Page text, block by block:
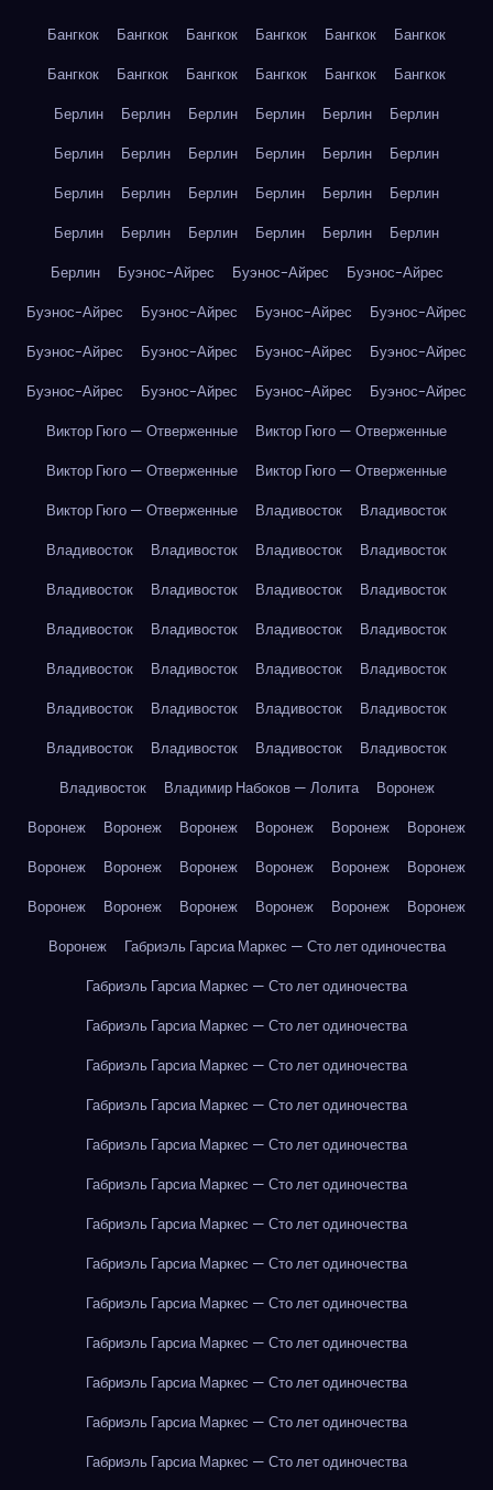
Бангкок
Бангкок Бангкок Бангкок Бангкок
Бангкок
Бангкок
Бангкок Бангкок Бангкок Бангкок
Бангкок
Берлин
Берлин Берлин Берлин Берлин
Берлин
Берлин
Берлин Берлин Берлин Берлин
Берлин
Берлин
Берлин Берлин Берлин Берлин
Берлин
Берлин
Берлин Берлин Берлин Берлин
Берлин
Берлин
Буэнос-Айрес Буэнос-Айрес
Буэнос-Айрес
Буэнос-Айрес
Буэнос-Айрес Буэнос-Айрес
Буэнос-Айрес
Буэнос-Айрес
Буэнос-Айрес Буэнос-Айрес
Буэнос-Айрес
Буэнос-Айрес
Буэнос-Айрес Буэнос-Айрес
Буэнос-Айрес
Виктор Гюго — Отверженные
Виктор Гюго — Отверженные
Виктор Гюго — Отверженные
Виктор Гюго — Отверженные
Виктор Гюго — Отверженные
Владивосток
Владивосток
Владивосток
Владивосток Владивосток
Владивосток
Владивосток
Владивосток Владивосток
Владивосток
Владивосток
Владивосток Владивосток
Владивосток
Владивосток
Владивосток Владивосток
Владивосток
Владивосток
Владивосток Владивосток
Владивосток
Владивосток
Владивосток Владивосток
Владивосток
Владивосток
Владимир Набоков — Лолита
Воронеж
Воронеж
Воронеж Воронеж Воронеж Воронеж
Воронеж
Воронеж
Воронеж Воронеж Воронеж Воронеж
Воронеж
Воронеж
Воронеж Воронеж Воронеж Воронеж
Воронеж
Воронеж
Габриэль Гарсиа Маркес — Сто лет одиночества
Габриэль Гарсиа Маркес — Сто лет одиночества
Габриэль Гарсиа Маркес — Сто лет одиночества
Габриэль Гарсиа Маркес — Сто лет одиночества
Габриэль Гарсиа Маркес — Сто лет одиночества
Габриэль Гарсиа Маркес — Сто лет одиночества
Габриэль Гарсиа Маркес — Сто лет одиночества
Габриэль Гарсиа Маркес — Сто лет одиночества
Габриэль Гарсиа Маркес — Сто лет одиночества
Габриэль Гарсиа Маркес — Сто лет одиночества
Габриэль Гарсиа Маркес — Сто лет одиночества
Габриэль Гарсиа Маркес — Сто лет одиночества
Габриэль Гарсиа Маркес — Сто лет одиночества
Габриэль Гарсиа Маркес — Сто лет одиночества